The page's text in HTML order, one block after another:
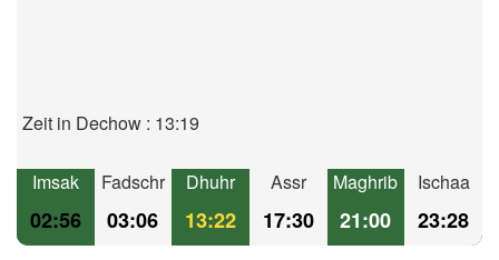
Zeit in Dechow : 13:19
Imsak
02:56
Fadschr
03:06
Dhuhr
13:22
Assr
17:30
Maghrib
21:00
Ischaa
23:28